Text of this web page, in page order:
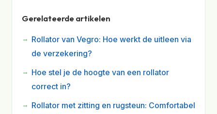
Gerelateerde artikelen
Rollator van Vegro: Hoe werkt de uitleen via
de verzekering?
Hoe stel je de hoogte van een rollator
correct in?
Rollator met zitting en rugsteun: Comfortabel